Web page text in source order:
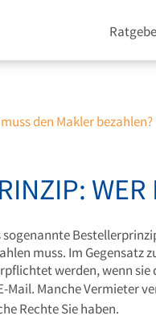
den Makler bezahlen?
sogenannte
muss. Im Gegensatz
werden, wenn
Mail. Manche Vermieter
Rechte Sie haben.